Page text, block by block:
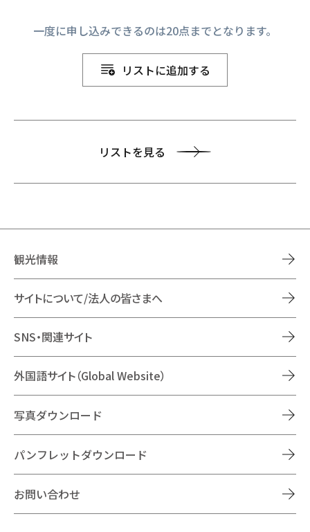
一度に申し込みできるのは20点までとなります。
リストに追加する
リストを見る
観光情報
サイトについて/法人の皆さまへ
SNS・関連サイト
外国語サイト（Global Website）
写真ダウンロード
パンフレットダウンロード
お問い合わせ